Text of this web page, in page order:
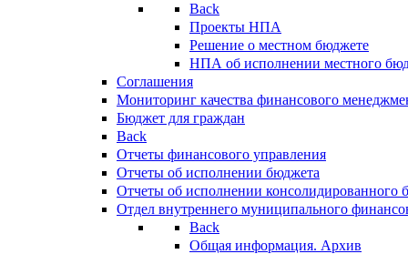
Back
Проекты НПА
Решение о местном бюджете
НПА об исполнении местного
Соглашения
Мониторинг качества финансового
Бюджет для граждан
Back
Отчеты финансового управления
Отчеты об исполнении бюджета
Отчеты об исполнении консолидированного
Отдел внутреннего муниципального
Back
Общая информация. Архив